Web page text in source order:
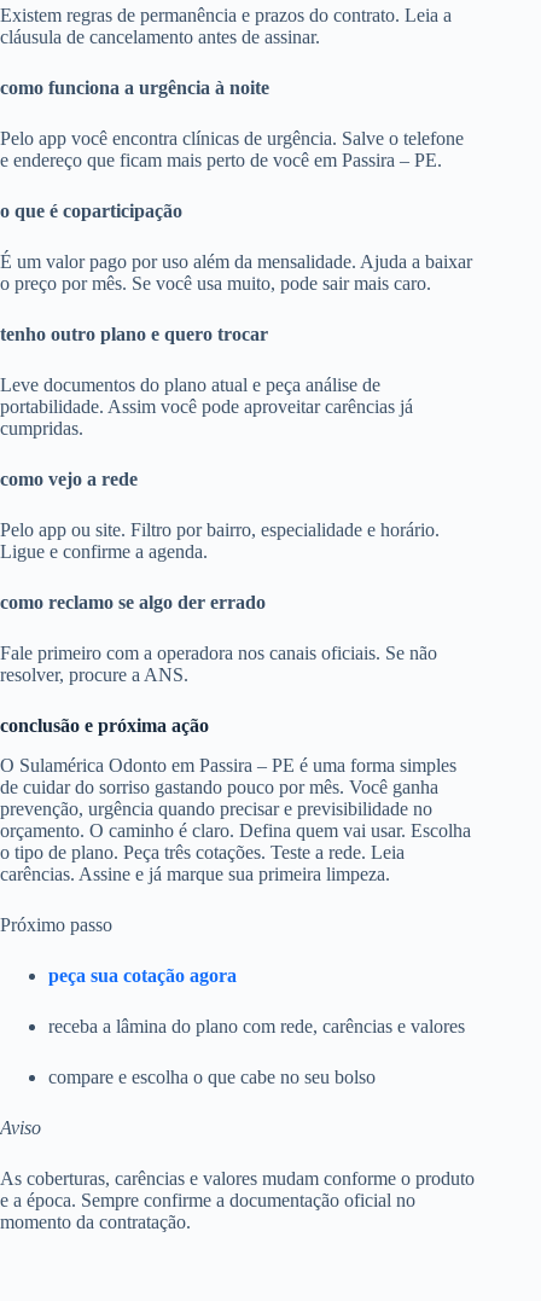
Existem regras de permanência e prazos do contrato. Leia a
cláusula de cancelamento antes de assinar.
como funciona a urgência à noite
Pelo app você encontra clínicas de urgência. Salve o telefone
e endereço que ficam mais perto de você em Passira – PE.
o que é coparticipação
É um valor pago por uso além da mensalidade. Ajuda a baixar
o preço por mês. Se você usa muito, pode sair mais caro.
tenho outro plano e quero trocar
Leve documentos do plano atual e peça análise de
portabilidade. Assim você pode aproveitar carências já
cumpridas.
como vejo a rede
Pelo app ou site. Filtro por bairro, especialidade e horário.
Ligue e confirme a agenda.
como reclamo se algo der errado
Fale primeiro com a operadora nos canais oficiais. Se não
resolver, procure a ANS.
conclusão e próxima ação
O Sulamérica Odonto em Passira – PE é uma forma simples
de cuidar do sorriso gastando pouco por mês. Você ganha
prevenção, urgência quando precisar e previsibilidade no
orçamento. O caminho é claro. Defina quem vai usar. Escolha
o tipo de plano. Peça três cotações. Teste a rede. Leia
carências. Assine e já marque sua primeira limpeza.
Próximo passo
peça sua cotação agora
receba a lâmina do plano com rede, carências e valores
compare e escolha o que cabe no seu bolso
Aviso
As coberturas, carências e valores mudam conforme o produto
e a época. Sempre confirme a documentação oficial no
momento da contratação.